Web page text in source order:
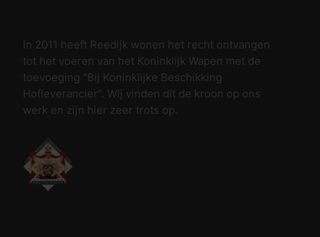
In 2011 heeft Reedijk wonen het recht ontvangen
tot het voeren van het Koninklijk Wapen met de
toevoeging “Bij Koninklijke Beschikking
Hofleverancier”. Wij vinden dit de kroon op ons
werk en zijn hier zeer trots op.